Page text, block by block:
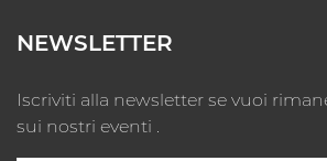
NEWSLETTER
Iscriviti alla newsletter se vuoi
sui nostri eventi .